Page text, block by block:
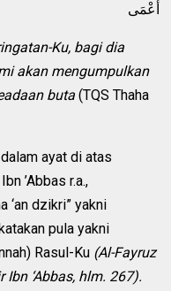
أَعْمَى
Ku, bagi dia
akan mengumpulkan
buta (TQS Thaha
ayat di atas
’Abbas r.a.,
‘an dzikri” yakni
pula yakni
Rasul-Ku (Al-Fayruz
‘Abbas, hlm. 267).